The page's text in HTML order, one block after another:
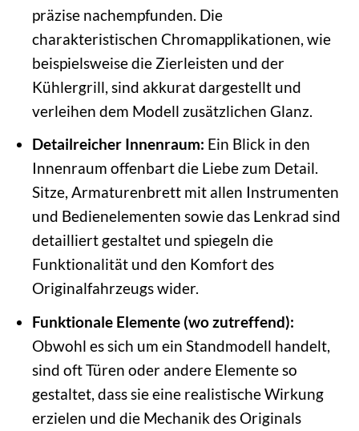
präzise nachempfunden. Die
charakteristischen Chromapplikationen, wie
beispielsweise die Zierleisten und der
Kühlergrill, sind akkurat dargestellt und
verleihen dem Modell zusätzlichen Glanz.
Detailreicher Innenraum: Ein Blick in den
Innenraum offenbart die Liebe zum Detail.
Sitze, Armaturenbrett mit allen Instrumenten
und Bedienelementen sowie das Lenkrad sind
detailliert gestaltet und spiegeln die
Funktionalität und den Komfort des
Originalfahrzeugs wider.
Funktionale Elemente (wo zutreffend):
Obwohl es sich um ein Standmodell handelt,
sind oft Türen oder andere Elemente so
gestaltet, dass sie eine realistische Wirkung
erzielen und die Mechanik des Originals